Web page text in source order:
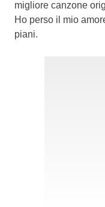
migliore canzone
Ho perso il mio
piani.